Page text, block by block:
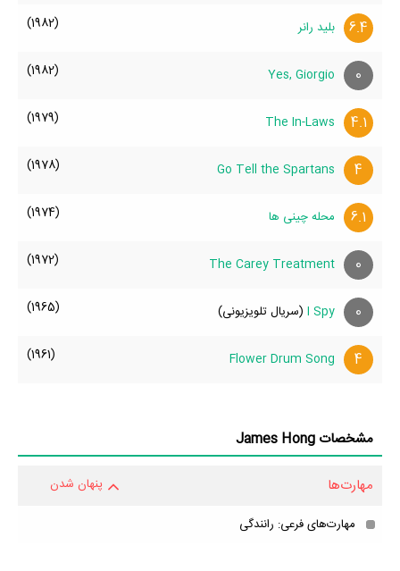
6.4 بلید رانر (1982)
0
Yes, Giorgio
(1982)
4.1
The In-Laws
(1979)
4
Go Tell the Spartans
(1978)
6.1 محله چینی ها (1974)
0
The Carey Treatment
(1972)
0
I Spy (سریال تلویزیونی) (1965)
4
Flower Drum Song
(1961)
مشخصات James Hong
مهارت‌ها پنهان شدن
مهارت‌های فرعی: رانندگی